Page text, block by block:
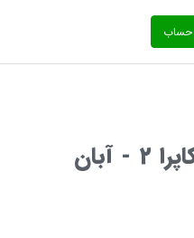
حساب
اطلاعیه عرضه وانت کاپرا 2 - آبان